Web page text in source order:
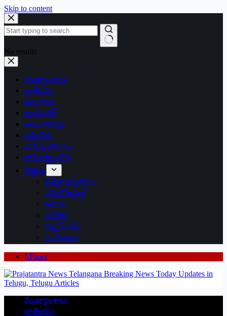
Skip to content
No results
ముఖ్యాంశాలు
జాతీయం
తెలంగాణ
ఆంధ్రప్రదేశ్
తెలంగాణార్థం
సన్నివేశం
బొమ్మా బొరుసు
సాహిత్యం-శోభ
శీర్షికలు
ప్రత్యేక వ్యాసాలు
ఎడిటోరియల్
అరుగు
సంకేతం
దక్కన్.కామ్
24 గంటలు
EPaper
ముఖ్యాంశాలు
జాతీయం